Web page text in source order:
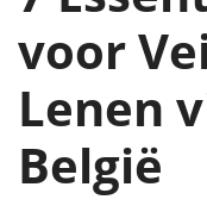
voor
Lenen
België